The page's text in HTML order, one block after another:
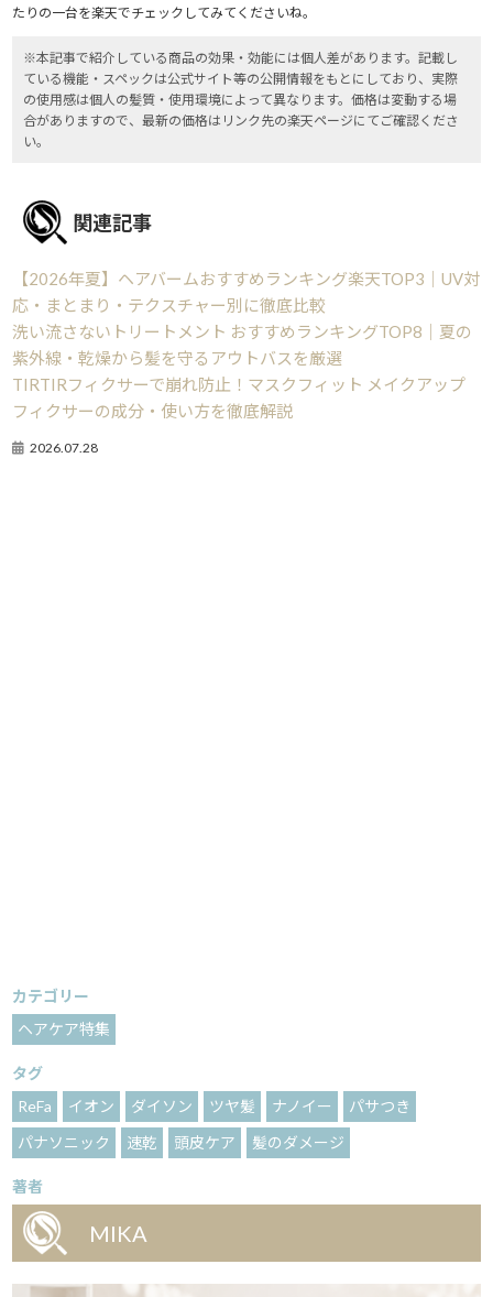
たりの一台を楽天でチェックしてみてくださいね。
※本記事で紹介している商品の効果・効能には個人差があります。記載し
ている機能・スペックは公式サイト等の公開情報をもとにしており、実際
の使用感は個人の髪質・使用環境によって異なります。価格は変動する場
合がありますので、最新の価格はリンク先の楽天ページにてご確認くださ
い。
関連記事
【2026年夏】ヘアバームおすすめランキング楽天TOP3｜UV対
応・まとまり・テクスチャー別に徹底比較
洗い流さないトリートメント おすすめランキングTOP8｜夏の
紫外線・乾燥から髪を守るアウトバスを厳選
TIRTIRフィクサーで崩れ防止！マスクフィット メイクアップ
フィクサーの成分・使い方を徹底解説
2026.07.28
カテゴリー
ヘアケア特集
タグ
ReFa
イオン ダイソン ツヤ髪 ナノイー
パサつき
パナソニック
速乾 頭皮ケア 髪のダメージ
著者
MIKA